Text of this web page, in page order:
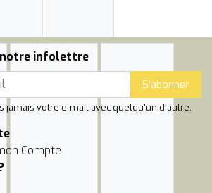
notre infolettre
S'abonner
jamais votre e-mail avec quelqu'un d'autre.
Compte